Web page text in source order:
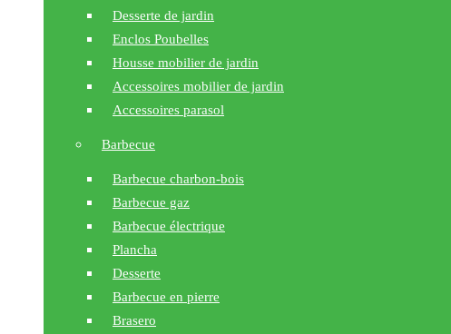
Desserte de jardin
Enclos Poubelles
Housse mobilier de jardin
Accessoires mobilier de jardin
Accessoires parasol
Barbecue
Barbecue charbon-bois
Barbecue gaz
Barbecue électrique
Plancha
Desserte
Barbecue en pierre
Brasero